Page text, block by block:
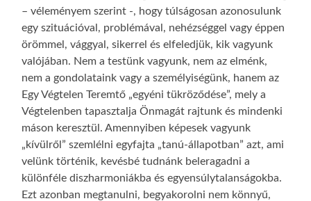
– véleményem szerint -, hogy túlságosan azonosulunk
egy szituációval, problémával, nehézséggel vagy éppen
örömmel, vággyal, sikerrel és elfeledjük, kik vagyunk
valójában. Nem a testünk vagyunk, nem az elménk,
nem a gondolataink vagy a személyiségünk, hanem az
Egy Végtelen Teremtő „egyéni tükröződése”, mely a
Végtelenben tapasztalja Önmagát rajtunk és mindenki
máson keresztül. Amennyiben képesek vagyunk
„kívülről” szemlélni egyfajta „tanú-állapotban” azt, ami
velünk történik, kevésbé tudnánk beleragadni a
különféle diszharmoniákba és egyensúlytalanságokba.
Ezt azonban megtanulni, begyakorolni nem könnyű,